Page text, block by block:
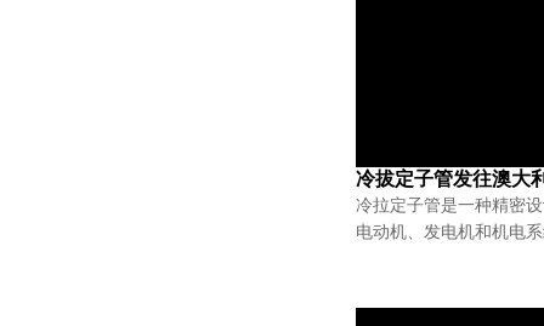
冷拔定子管发往澳大
冷拉定子管是一种精密
电动机、发电机和机电